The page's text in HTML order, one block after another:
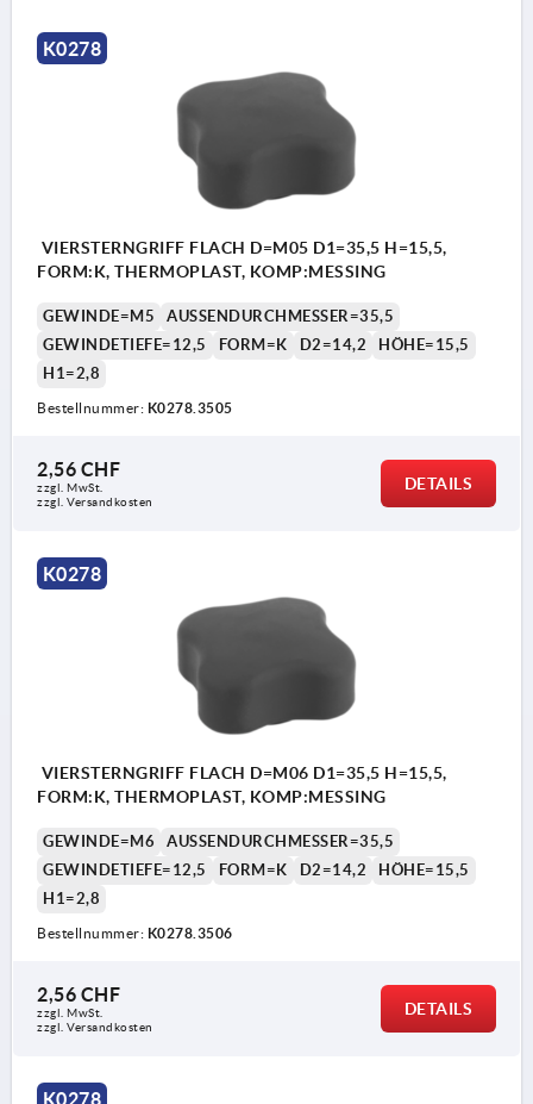
K0278
VIERSTERNGRIFF FLACH D=M05 D1=35,5 H=15,5,
FORM:K, THERMOPLAST, KOMP:MESSING
GEWINDE=M5
AUSSENDURCHMESSER=35,5
GEWINDETIEFE=12,5
FORM=K D2=14,2
HÖHE=15,5
H1=2,8
Bestellnummer: K0278.3505
2,56 CHF
zzgl. MwSt.
zzgl. Versandkosten
DETAILS
K0278
VIERSTERNGRIFF FLACH D=M06 D1=35,5 H=15,5,
FORM:K, THERMOPLAST, KOMP:MESSING
GEWINDE=M6
AUSSENDURCHMESSER=35,5
GEWINDETIEFE=12,5
FORM=K D2=14,2
HÖHE=15,5
H1=2,8
Bestellnummer: K0278.3506
2,56 CHF
zzgl. MwSt.
zzgl. Versandkosten
DETAILS
K0278